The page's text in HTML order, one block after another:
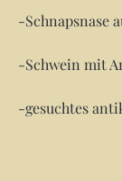
-Schnapsnase
-Schwein mit
-gesuchtes